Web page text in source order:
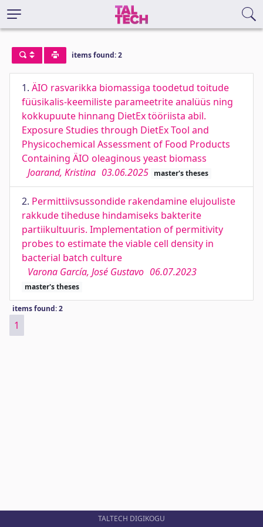
items found: 2
1. ÄIO rasvarikka biomassiga toodetud toitude
füüsikalis-keemiliste parameetrite analüüs ning
kokkupuute hinnang DietEx tööriista abil.
Exposure Studies through DietEx Tool and
Physicochemical Assessment of Food Products
Containing ÄIO oleaginous yeast biomass
Joarand, Kristina 03.06.2025 master's theses
2. Permittiivsussondide rakendamine elujouliste
rakkude tiheduse hindamiseks bakterite
partiikultuuris. Implementation of permitivity
probes to estimate the viable cell density in
bacterial batch culture
Varona García, José Gustavo 06.07.2023
master's theses
items found: 2
1
TALTECH DIGIKOGU